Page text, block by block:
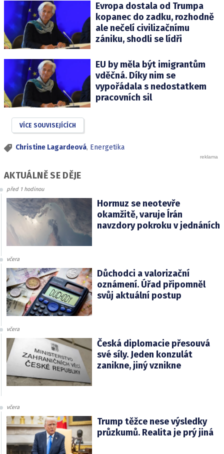
Evropa dostala od Trumpa
kopanec do zadku, rozhodně
ale nečelí civilizačnímu
zániku, shodli se lídři
EU by měla být imigrantům
vděčná. Díky nim se
vypořádala s nedostatkem
pracovních sil
VÍCE SOUVISEJÍCÍCH
Christine Lagardeová, Energetika
AKTUÁLNĚ SE DĚJE
před 1 hodinou
Hormuz se neotevře
okamžitě, varuje Írán
navzdory pokroku v jednáních
včera
Důchodci a valorizační
oznámení. Úřad připomněl
svůj aktuální postup
včera
Česká diplomacie přesouvá
své síly. Jeden konzulát
zanikne, jiný vznikne
včera
Trump těžce nese výsledky
průzkumů. Realita je prý jiná